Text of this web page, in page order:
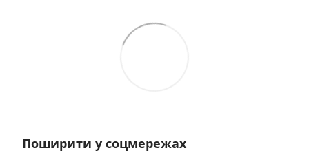
Поширити у соцмережах